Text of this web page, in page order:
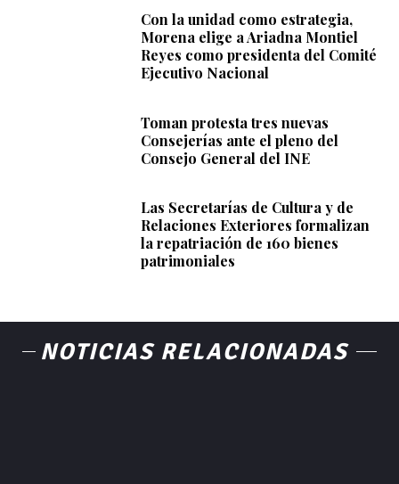
Con la unidad como estrategia,
Morena elige a Ariadna Montiel
Reyes como presidenta del Comité
Ejecutivo Nacional
Toman protesta tres nuevas
Consejerías ante el pleno del
Consejo General del INE
Las Secretarías de Cultura y de
Relaciones Exteriores formalizan
la repatriación de 160 bienes
patrimoniales
NOTICIAS RELACIONADAS